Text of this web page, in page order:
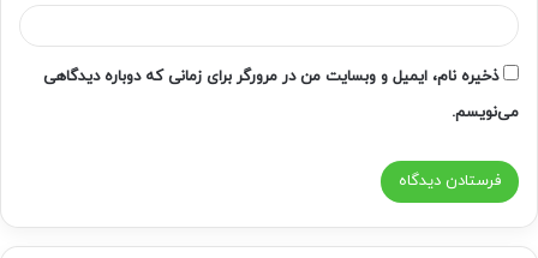
ذخیره نام، ایمیل و وبسایت من در مرورگر برای زمانی که دوباره دیدگاهی
می‌نویسم.